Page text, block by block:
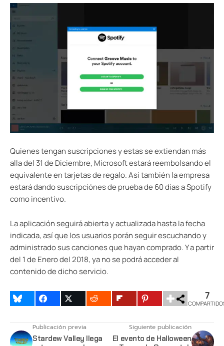
Quienes tengan suscripciones y estas se extiendan más
alla del 31 de Diciembre, Microsoft estará reembolsando el
equivalente en tarjetas de regalo. Así también la empresa
estará dando suscripciónes de prueba de 60 días a Spotify
como incentivo.
La aplicación seguirá abierta y actualizada hasta la fecha
indicada, así que los usuarios porán seguir escuchando y
administrado sus canciones que hayan comprado. Y a partir
del 1 de Enero del 2018, ya no se podrá acceder al
contenido de dicho servicio.
7
Publicación previa
Stardew Valley llega
Siguiente publicación
El evento de Halloween